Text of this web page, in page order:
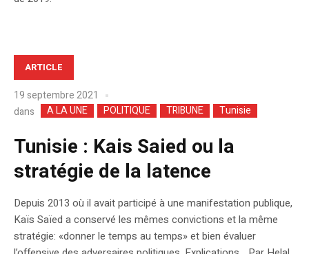
ARTICLE
19 septembre 2021
dans
A LA UNE POLITIQUE TRIBUNE Tunisie
Tunisie : Kais Saied ou la
stratégie de la latence
Depuis 2013 où il avait participé à une manifestation publique,
Kaïs Saïed a conservé les mêmes convictions et la même
stratégie: «donner le temps au temps» et bien évaluer